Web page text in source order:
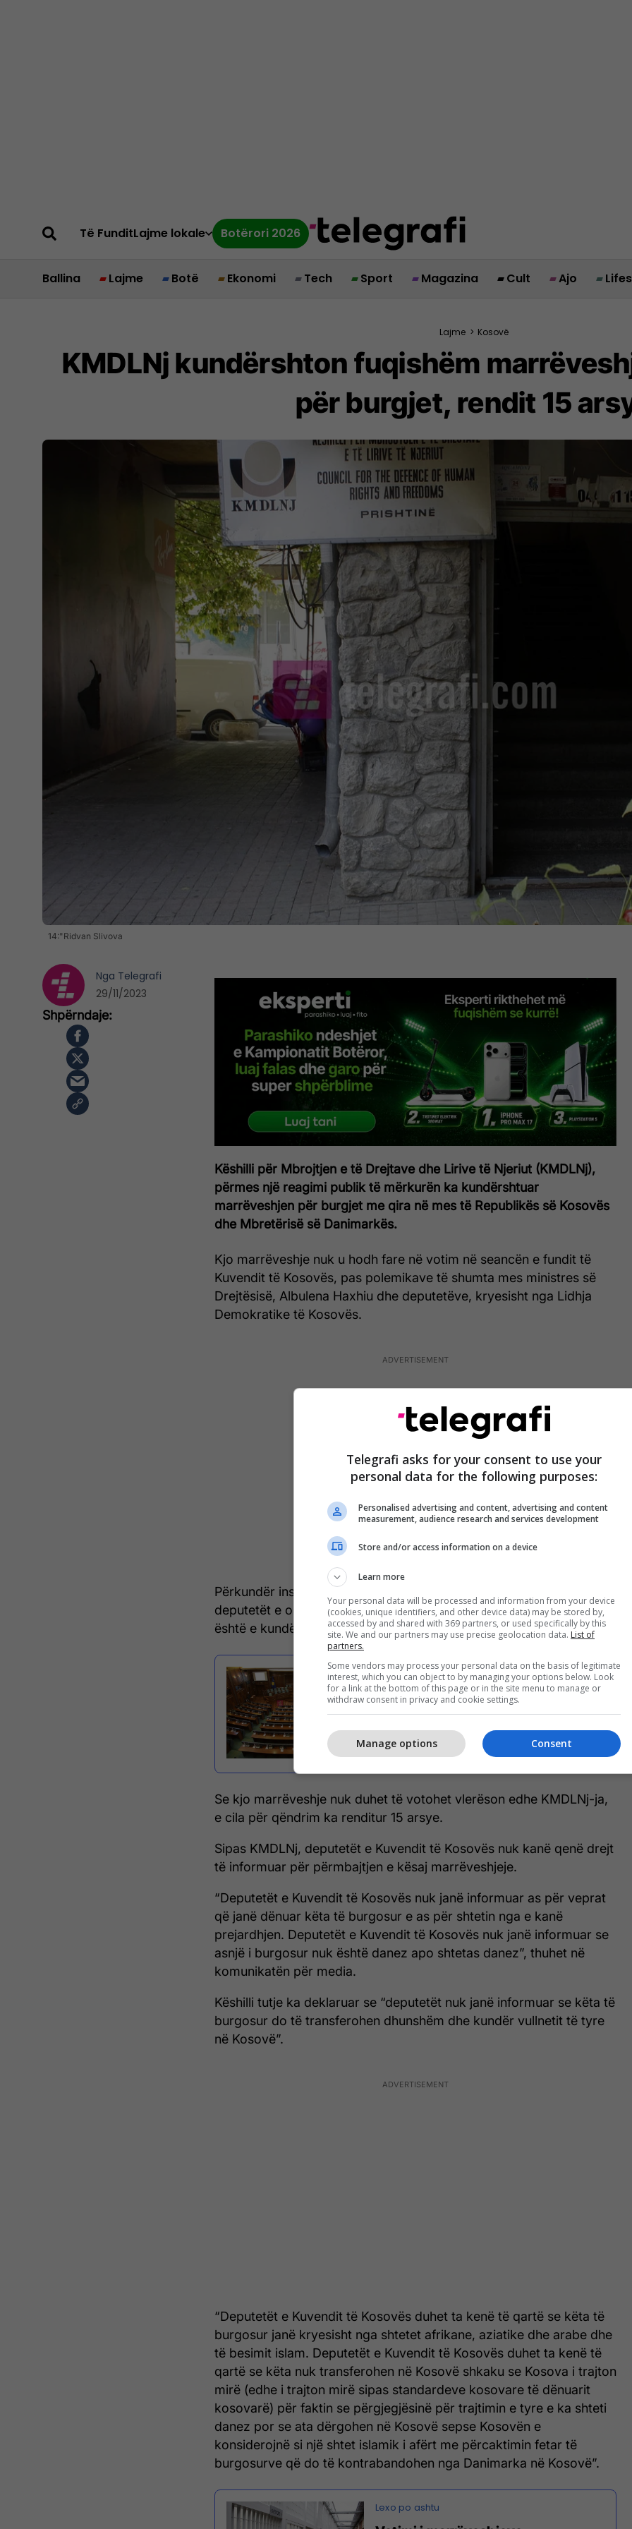
Të FunditLajme lokale Botërori 2026
Ballina Lajme Botë Ekonomi Tech Sport Magazina Cult Ajo
Lajme > Kosovë
KMDLNj kundërshton fuqishëm
për burgjet, rendit 15
14:"Ridvan Slivova
Këshilli për Mbrojtjen e të Drejtave dhe Lirive të Njeriut (KMDLNj),
përmes një reagimi publik të mërkurën ka kundërshtuar
marrëveshjen për burgjet me qira në mes të Republikës së Kosovës
dhe Mbretërisë së Danimarkës.
Kjo marrëveshje nuk u hodh fare në votim në seancën e fundit të
Kuvendit të Kosovës, pas polemikave të shumta mes ministres së
Drejtësisë, Albulena Haxhiu dhe deputetëve, kryesisht nga Lidhja
Demokratike të Kosovës.
Përkundër insistimit të ministres Haxhiu që kjo marrëveshje të kalojë,
deputetët e opozitës deklaruan se nuk do ta votojnë pasi sipas tyre,
është e kundërligjshme.
Opozita nuk e mbështeti,
marrëveshja me Danimarkën për
burgjet shtyhet për seancën e
radhës
Se kjo marrëveshje nuk duhet të votohet vlerëson edhe KMDLNj-ja,
e cila për qëndrim ka renditur 15 arsye.
Sipas KMDLNj, deputetët e Kuvendit të Kosovës nuk kanë qenë drejt
të informuar për përmbajtjen e kësaj marrëveshjeje.
“Deputetët e Kuvendit të Kosovës nuk janë informuar as për veprat
që janë dënuar këta të burgosur e as për shtetin nga e kanë
prejardhjen. Deputetët e Kuvendit të Kosovës nuk janë informuar se
asnjë i burgosur nuk është danez apo shtetas danez”, thuhet në
komunikatën për media.
Këshilli tutje ka deklaruar se “deputetët nuk janë informuar se këta të
burgosur do të transferohen dhunshëm dhe kundër vullnetit të tyre
në Kosovë”.
“Deputetët e Kuvendit të Kosovës duhet ta kenë të qartë se këta të
burgosur janë kryesisht nga shtetet afrikane, aziatike dhe arabe dhe
të besimit islam. Deputetët e Kuvendit të Kosovës duhet ta kenë të
qartë se këta nuk transferohen në Kosovë shkaku se Kosova i trajton
mirë (edhe i trajton mirë sipas standardeve kosovare të dënuarit
kosovarë) për faktin se përgjegjësinë për trajtimin e tyre e ka shteti
danez por se ata dërgohen në Kosovë sepse Kosovën e
konsiderojnë si një shtet islamik i afërt me përcaktimin fetar të
burgosurve që do të kontrabandohen nga Danimarka në Kosovë”.
Nga Telegrafi
29/11/2023
Telegrafi asks for your consent to use your
personal data for the following purposes:
Personalised advertising and content, advertising and content
measurement, audience research and services development
Store and/or access information on a device
Learn more
Your personal data will be processed and information from your device
(cookies, unique identifiers, and other device data) may be stored by,
accessed by and shared with 369 partners, or used specifically by this
site. We and our partners may use precise geolocation data. List of
partners.
Some vendors may process your personal data on the basis of legitimate
interest, which you can object to by managing your options below. Look
for a link at the bottom of this page or in the site menu to manage or
withdraw consent in privacy and cookie settings.
Consent
Manage options